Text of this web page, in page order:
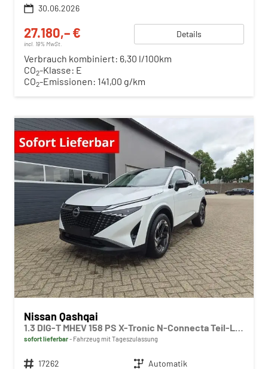
30.06.2026
27.180,– €
incl. 19% MwSt.
Details
Verbrauch kombiniert: 6,30 l/100km
CO2-Klasse: E
CO2-Emissionen: 141,00 g/km
Nissan Qashqai
1.3 DIG-T MHEV 158 PS X-Tronic N-Connecta Teil-Leder PanoGlasdach Klimaautomatik Sitzheizung Lenkradheizung Navi ACC PDC v+h 360°Kamera DAB Bluetooth Touchscreen Apple CarPlay Android Auto 18"LM
sofort lieferbar Fahrzeug mit Tageszulassung
Fahrzeugnr. 17262 Getriebe Automatik